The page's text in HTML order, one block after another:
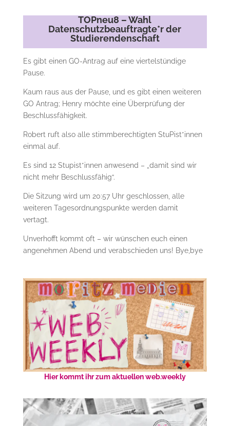
TOPneu8 – Wahl
Datenschutzbeauftragte*r der
Studierendenschaft
Es gibt einen GO-Antrag auf eine viertelstündige
Pause.
Kaum raus aus der Pause, und es gibt einen weiteren
GO Antrag; Henry möchte eine Überprüfung der
Beschlussfähigkeit.
Robert ruft also alle stimmberechtigten StuPist*innen
einmal auf.
Es sind 12 Stupist*innen anwesend – „damit sind wir
nicht mehr Beschlussfähig“.
Die Sitzung wird um 20:57 Uhr geschlossen, alle
weiteren Tagesordnungspunkte werden damit
vertagt.
Unverhofft kommt oft – wir wünschen euch einen
angenehmen Abend und verabschieden uns! Bye,bye
Hier kommt ihr zum aktuellen web.weekly